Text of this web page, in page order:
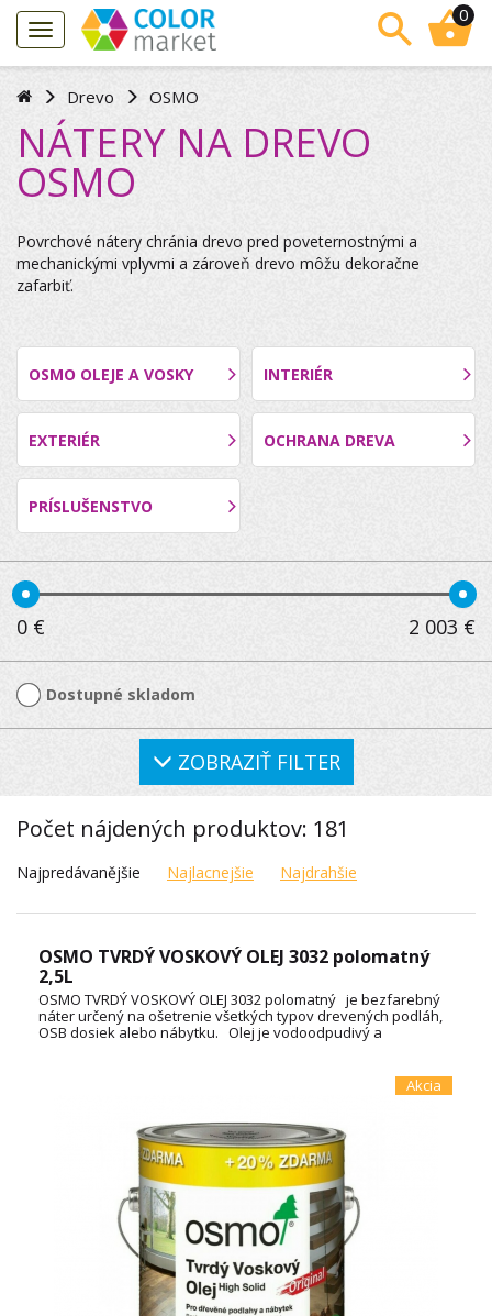
0
Drevo OSMO
NÁTERY NA DREVO
OSMO
Povrchové nátery chránia drevo pred poveternostnými a
mechanickými vplyvmi a zároveň drevo môžu dekoračne
zafarbiť.
OSMO OLEJE A VOSKY INTERIÉR
EXTERIÉR OCHRANA DREVA
PRÍSLUŠENSTVO
0 € 2 003 €
Dostupné skladom
ZOBRAZIŤ FILTER
Počet nájdených produktov: 181
Najpredávanějšie Najlacnejšie Najdrahšie
OSMO TVRDÝ VOSKOVÝ OLEJ 3032 polomatný
2,5L
OSMO TVRDÝ VOSKOVÝ OLEJ 3032 polomatný je bezfarebný
náter určený na ošetrenie všetkých typov drevených podláh,
OSB dosiek alebo nábytku. Olej je vodoodpudivý a
Akcia